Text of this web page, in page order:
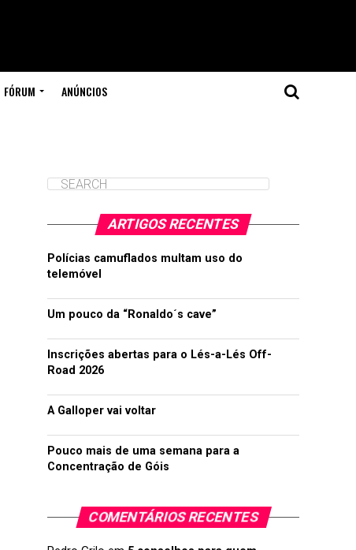
FÓRUM ANÚNCIOS
ARTIGOS RECENTES
Polícias camuflados multam uso do
telemóvel
Um pouco da “Ronaldo´s cave”
Inscrições abertas para o Lés-a-Lés Off-
Road 2026
A Galloper vai voltar
Pouco mais de uma semana para a
Concentração de Góis
COMENTÁRIOS RECENTES